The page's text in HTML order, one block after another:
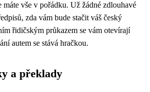
máte vše v pořádku. Už žádné zdlouhavé
zda vám bude stačit váš český
řidičským průkazem se vám otevírají
autem se stává hračkou.
a překlady